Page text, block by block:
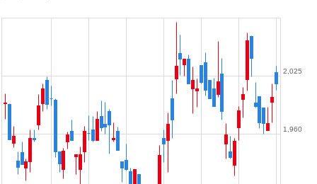
1,960
2,025